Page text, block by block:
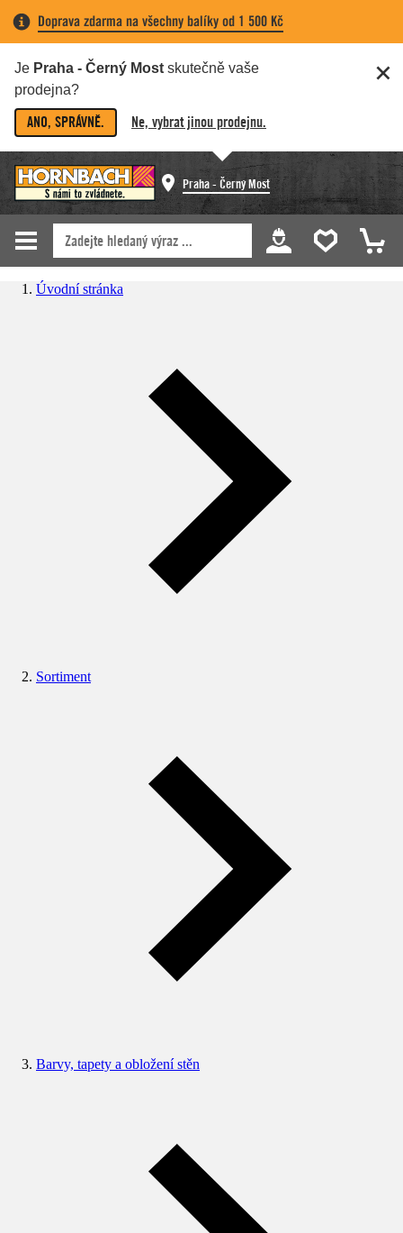
Doprava zdarma na všechny balíky od 1 500 Kč
Je Praha - Černý Most skutečně vaše
prodejna?
ANO, SPRÁVNĚ. Ne, vybrat jinou prodejnu.
Praha - Černý Most
Úvodní stránka
Sortiment
Barvy, tapety a obložení stěn